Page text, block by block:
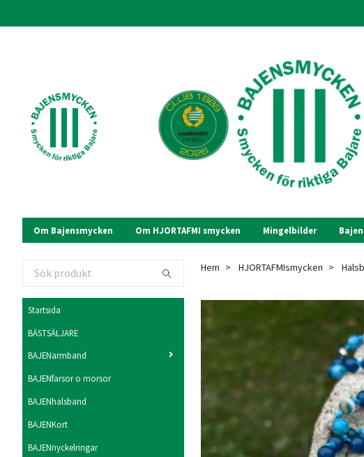
Om Bajensmycken Om HJORTAFMI smycken Mingelbilder
Startsida
BÄSTSÄLJARE
BAJENarmband
BAJENfarsor o morsor
BAJENhalsband
BAJENKort
BAJENnyckelringar
Hem HJORTAFMIsmycken